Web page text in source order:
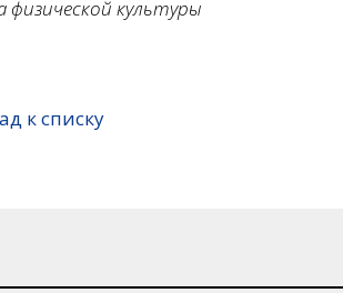
физической культуры
к списку